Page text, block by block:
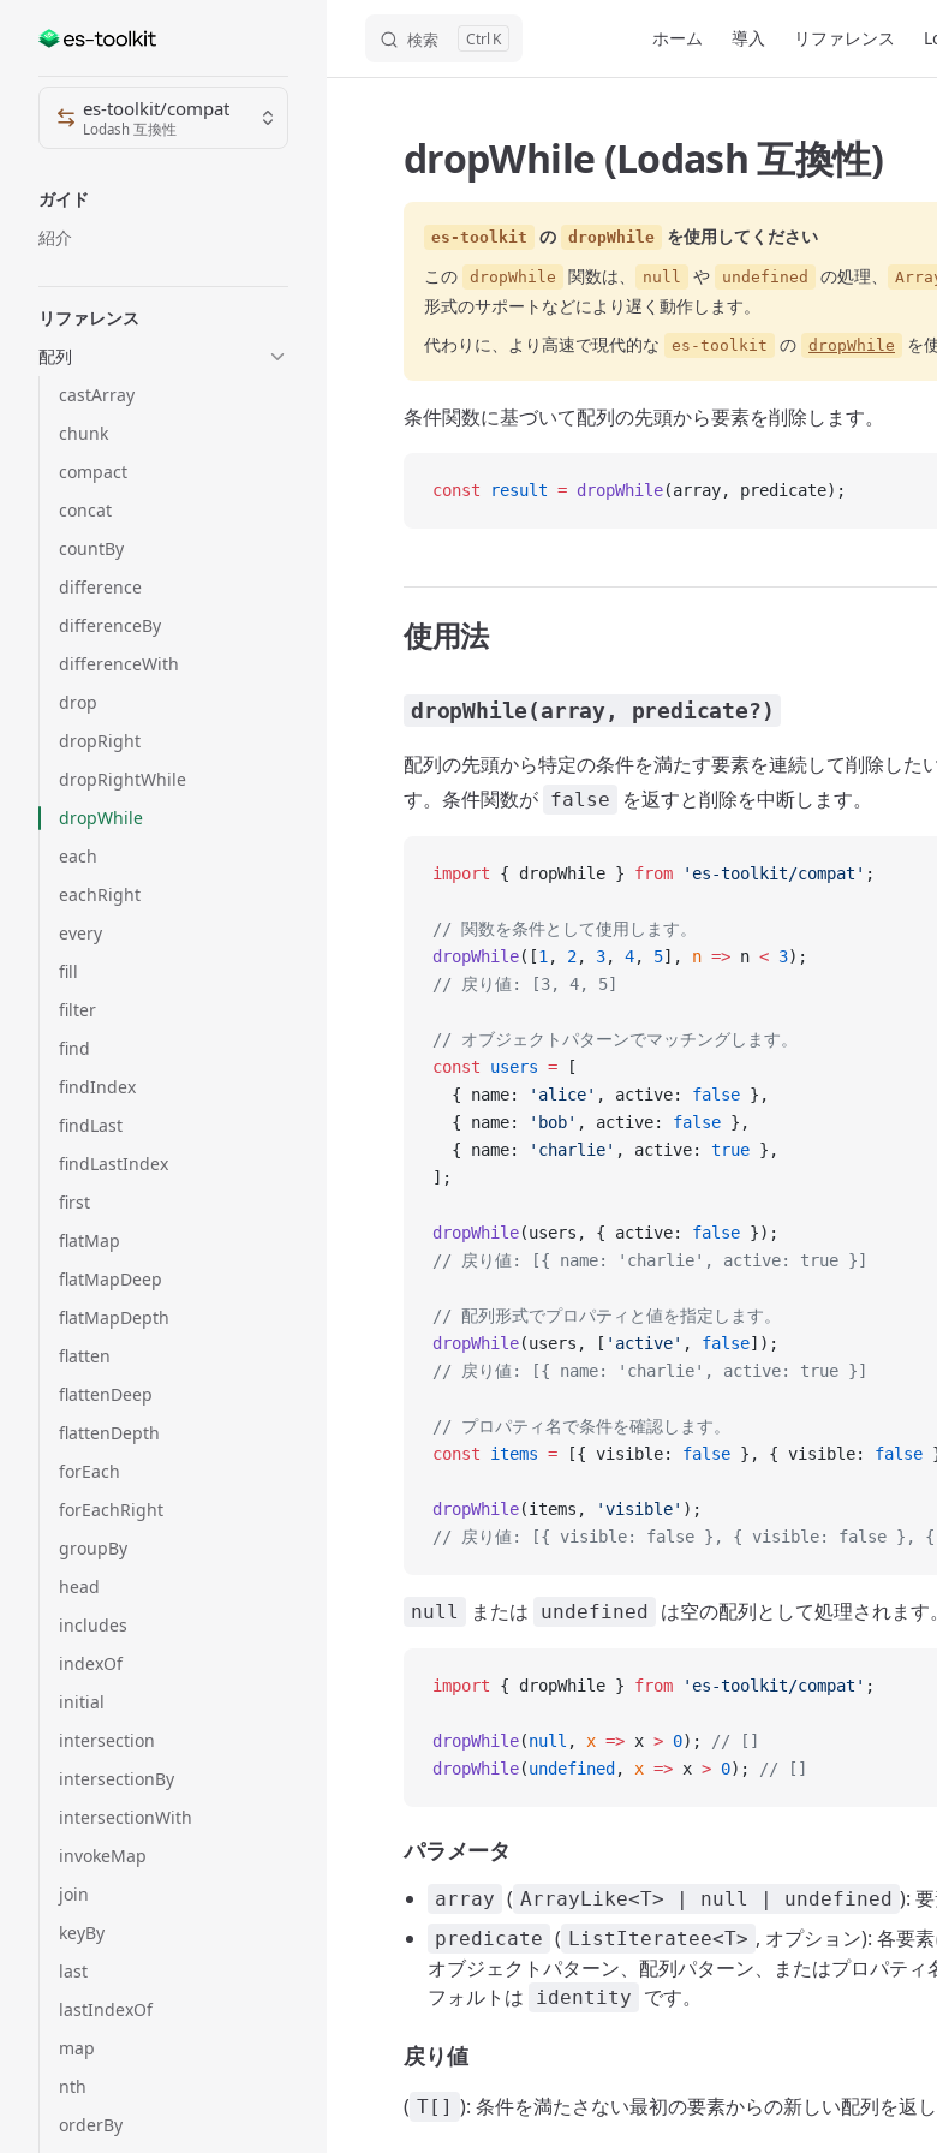
Skip to content 検索 K ホーム 導入 リファレンス
Sidebar Navigation
es-toolkit/compat
Lodash 互換性
ガイド
紹介
リファレンス
配列
castArray
chunk
compact
concat
countBy
difference
differenceBy
differenceWith
drop
dropRight
dropRightWhile
dropWhile
each
eachRight
every
fill
filter
find
findIndex
findLast
findLastIndex
first
flatMap
flatMapDeep
flatMapDepth
flatten
flattenDeep
flattenDepth
forEach
forEachRight
groupBy
head
includes
indexOf
initial
intersection
intersectionBy
intersectionWith
invokeMap
join
keyBy
last
lastIndexOf
map
nth
orderBy
dropWhile (Lodash 互換性)
es-toolkit の dropWhile
を使用してください
この
dropWhile 関数は、 null や undefined の処理、
形式のサポートなどにより遅く動作します。
代わりに、より高速で現代的な
es-toolkit の dropWhile を
条件関数に基づいて配列の先頭から要素を削除します。
const result = dropWhile(array, predicate);
使用法
dropWhile(array, predicate?)
配列の先頭から特定の条件を満たす要素を連続して削除した
す。条件関数が false を返すと削除を中断します。
import { dropWhile } from 'es-toolkit/compat' ;
// 関数を条件として使用します。
dropWhile([1 , 2, 3, 4, 5], n => n < 3);
// 戻り値: [3, 4, 5]
// オブジェクトパターンでマッチングします。
const users = [
  { name:
'alice' , active: false },
  { name:
'bob' , active: false },
  { name:
'charlie' , active: true },
];
dropWhile(users, { active: false });
// 戻り値: [{ name: 'charlie', active: true }]
// 配列形式でプロパティと値を指定します。
dropWhile(users, [ 'active' , false]);
// 戻り値: [{ name: 'charlie', active: true }]
// プロパティ名で条件を確認します。
const items = [{ visible: false }, { visible: false
dropWhile(items, 'visible' );
// 戻り値: [{ visible: false }, { visible: false },
null または undefined は空の配列として処理されます。
import { dropWhile } from 'es-toolkit/compat' ;
dropWhile(null , x => x > 0);
// []
dropWhile(undefined , x => x > 0); // []
パラメータ
array ( ArrayLike<T> | null | undefined ):
predicate ( ListIteratee<T> , オプション): 各要
オブジェクトパターン、配列パターン、またはプロパテ
フォルトは
identity です。
戻り値
( T[] ): 条件を満たさない最初の要素からの新しい配列を返し